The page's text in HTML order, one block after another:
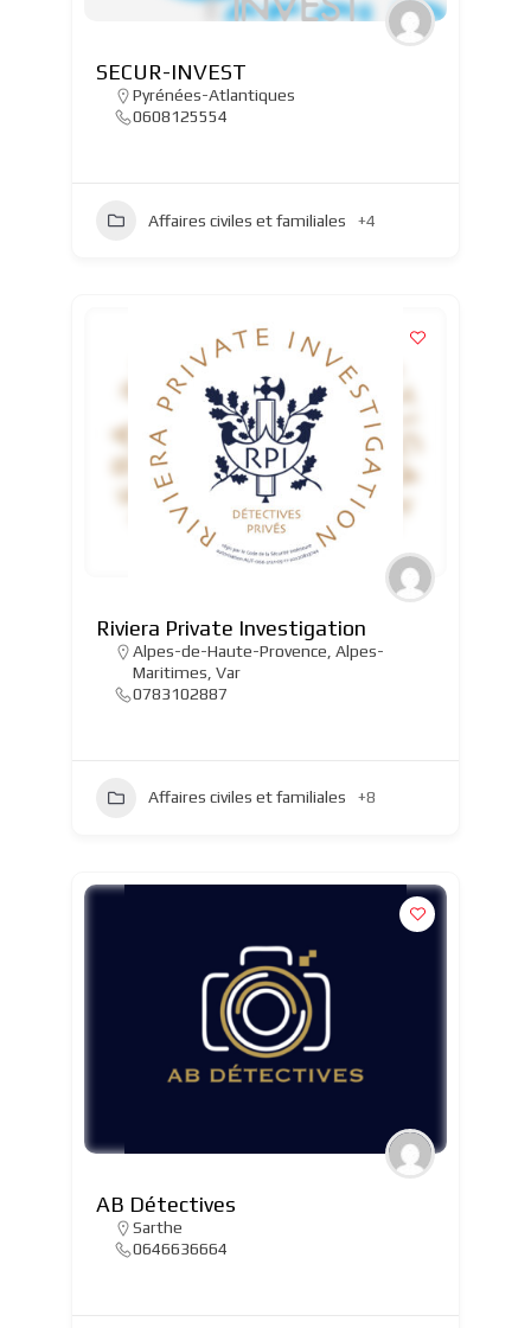
SECUR-INVEST
Pyrénées-Atlantiques
0608125554
Affaires civiles et familiales +4
Riviera Private Investigation
Alpes-de-Haute-Provence Alpes-
Maritimes Var
0783102887
Affaires civiles et familiales +8
AB Détectives
Sarthe
0646636664